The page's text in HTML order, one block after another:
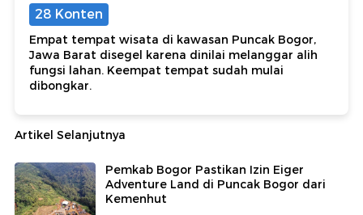
28 Konten
Empat tempat wisata di kawasan Puncak Bogor,
Jawa Barat disegel karena dinilai melanggar alih
fungsi lahan. Keempat tempat sudah mulai
dibongkar.
Artikel Selanjutnya
Pemkab Bogor Pastikan Izin Eiger
Adventure Land di Puncak Bogor dari
Kemenhut